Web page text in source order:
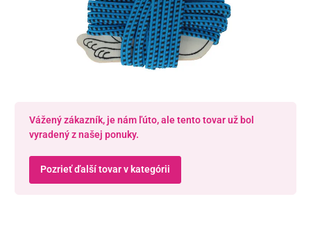
Vážený zákazník, je nám ľúto, ale tento tovar už bol
vyradený z našej ponuky.
Pozrieť ďalší tovar v kategórii